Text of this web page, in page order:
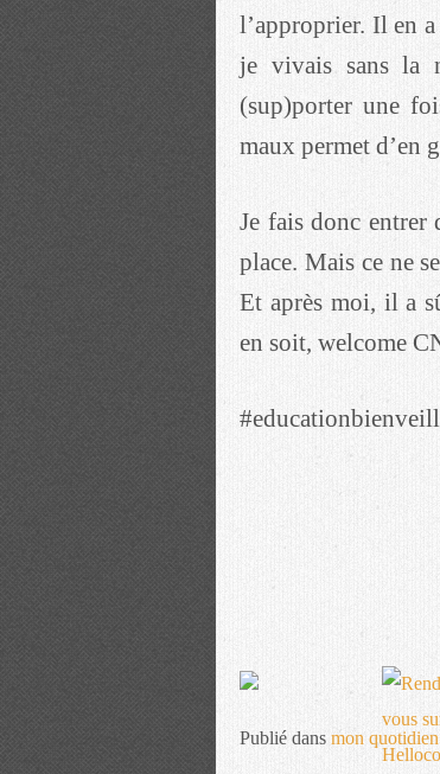
l’approprier. Il en
je vivais sans la
(sup)porter une
maux permet d’en
Je fais donc entrer
place. Mais ce ne
Et après moi, il a
en soit, welcome
Publié dans mon